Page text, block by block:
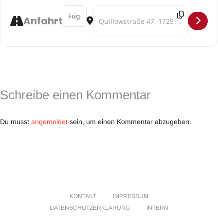
Anfahrt
Address - SEVEN SONGS for SUNRISE []
Destination Address - SEVEN SONGS
Schreibe einen Kommentar
Du musst angemeldet sein, um einen Kommentar abzugeben.
KONTAKT
IMPRESSUM
DATENSCHUTZERKLÄRUNG
INTERN